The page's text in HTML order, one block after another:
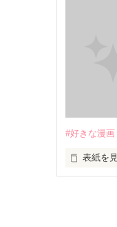
#好きな漫画
表紙を